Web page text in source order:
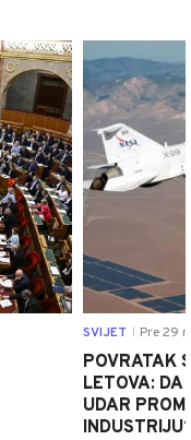
0
SVIJET Pre 29
POVRATAK
LETOVA: DA
UDAR